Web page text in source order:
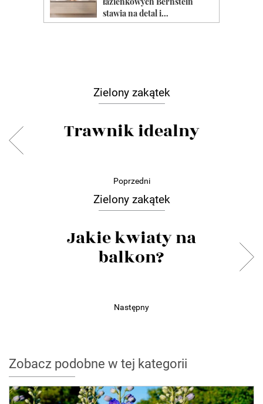
Zielony zakątek
Trawnik idealny
Poprzedni
Zielony zakątek
Jakie kwiaty na
balkon?
Następny
Zobacz podobne w tej kategorii